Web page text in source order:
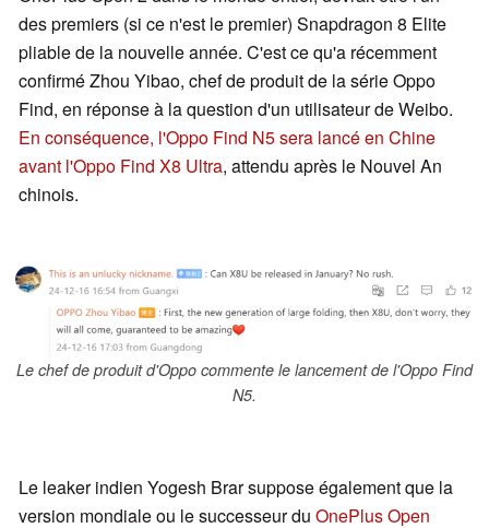
des premiers (si ce n'est le premier) Snapdragon 8 Elite
pliable de la nouvelle année. C'est ce qu'a récemment
confirmé Zhou Yibao, chef de produit de la série Oppo
Find, en réponse à la question d'un utilisateur de Weibo.
En conséquence, l'Oppo Find N5 sera lancé en Chine
avant l'Oppo Find X8 Ultra, attendu après le Nouvel An
chinois.
Le chef de produit d'Oppo commente le lancement de l'Oppo Find
N5.
Le leaker indien Yogesh Brar suppose également que la
version mondiale ou le successeur du OnePlus Open